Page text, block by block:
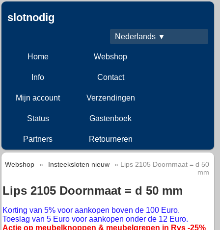
slotnodig
Nederlands ▼
Home Webshop
Info Contact
Mijn account Verzendingen
Status Gastenboek
Partners Retourneren
Webshop » Insteeksloten nieuw
» Lips 2105 Doornmaat = d 50
mm
Lips 2105 Doornmaat = d 50 mm
Korting van 5% voor aankopen boven de 100 Euro.
Toeslag van 5 Euro voor aankopen onder de 12 Euro.
Actie op meubelknoppen & meubelgrepen in Rvs -25%